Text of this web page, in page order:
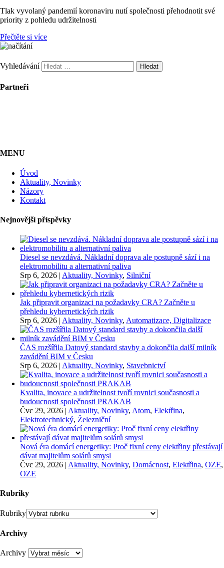
Tlak vyvolaný pandemií koronaviru nutí společnosti přehodnotit své
priority z pohledu udržitelnosti
Přečtěte si více
Vyhledávání
Partneři
MENU
Úvod
Aktuality, Novinky
Názory
Kontakt
Nejnovější příspěvky
Diesel se nevzdává. Nákladní doprava ale postupně sází i na
elektromobilitu a alternativní paliva
Srp 6, 2026 | Aktuality, Novinky, Silniční
Jak připravit organizaci na požadavky CRA? Začněte u
přehledu kybernetických rizik
Srp 6, 2026 | Aktuality, Novinky, Automatizace, Digitalizace
ČAS rozšířila Datový standard stavby a dokončila další milník
zavádění BIM v Česku
Srp 6, 2026 | Aktuality, Novinky, Stavebnictví
Kvalita, inovace a udržitelnost tvoří rovnici současnosti a
budoucnosti společnosti PRAKAB
Čvc 29, 2026 | Aktuality, Novinky, Atom, Elektřina,
Elektrotechnický, Železniční
Nová éra domácí energetiky: Proč fixní ceny elektřiny přestávají
dávat majitelům solárů smysl
Čvc 29, 2026 | Aktuality, Novinky, Domácnost, Elektřina, OZE,
OZE
Rubriky
Rubriky
Archivy
Archivy